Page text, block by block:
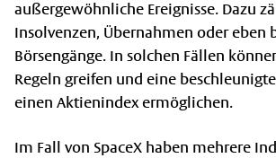
außergewöhnliche Ereignisse. Dazu
Insolvenzen, Übernahmen oder eben
Börsengänge. In solchen Fällen
Regeln greifen und eine
einen Aktienindex ermöglichen.
Im Fall von SpaceX haben mehrere